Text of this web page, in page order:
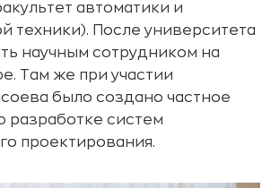
автоматики и
техники). После университета
научным сотрудником на
Там же при участии
было создано частное
разработке систем
проектирования.